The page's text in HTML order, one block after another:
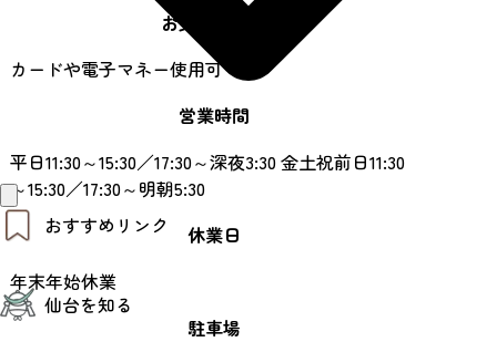
おすすめリンク
仙台夜時間
モデルコース
仙台を知る
お支払い方法
カードや電子マネー使用可
営業時間
平日11:30～15:30／17:30～深夜3:30 金土祝前日11:30
～15:30／17:30～明朝5:30
休業日
年末年始休業
駐車場